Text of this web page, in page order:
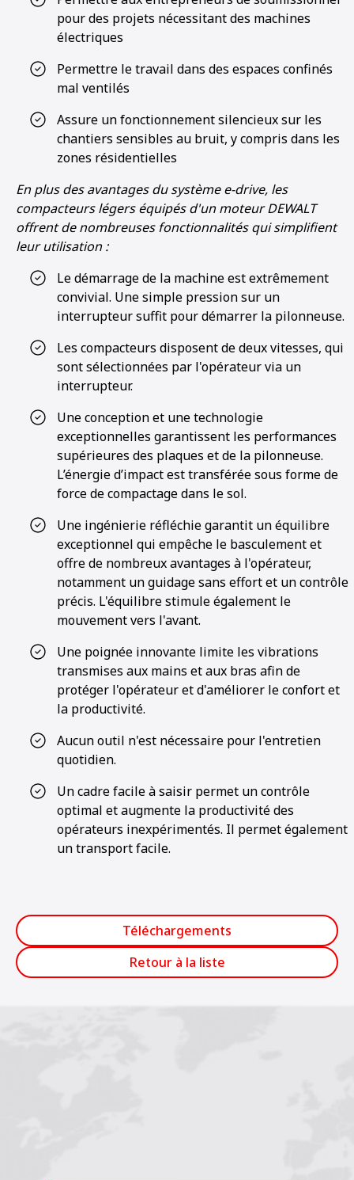
pour des projets nécessitant des machines
électriques
Permettre le travail dans des espaces confinés
mal ventilés
Assure un fonctionnement silencieux sur les
chantiers sensibles au bruit, y compris dans les
zones résidentielles
En plus des avantages du système e-drive, les
compacteurs légers équipés d'un moteur DEWALT
offrent de nombreuses fonctionnalités qui simplifient
leur utilisation :
Le démarrage de la machine est extrêmement
convivial. Une simple pression sur un
interrupteur suffit pour démarrer la pilonneuse.
Les compacteurs disposent de deux vitesses, qui
sont sélectionnées par l'opérateur via un
interrupteur.
Une conception et une technologie
exceptionnelles garantissent les performances
supérieures des plaques et de la pilonneuse.
L’énergie d’impact est transférée sous forme de
force de compactage dans le sol.
Une ingénierie réfléchie garantit un équilibre
exceptionnel qui empêche le basculement et
offre de nombreux avantages à l'opérateur,
notamment un guidage sans effort et un contrôle
précis. L'équilibre stimule également le
mouvement vers l'avant.
Une poignée innovante limite les vibrations
transmises aux mains et aux bras afin de
protéger l'opérateur et d'améliorer le confort et
la productivité.
Aucun outil n'est nécessaire pour l'entretien
quotidien.
Un cadre facile à saisir permet un contrôle
optimal et augmente la productivité des
opérateurs inexpérimentés. Il permet également
un transport facile.
Téléchargements
Retour à la liste